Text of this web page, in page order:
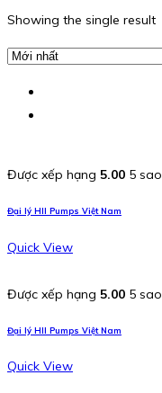
Showing the single result
Được xếp hạng 5.00 5 sao
Đại lý HII Pumps Việt Nam
Quick View
Được xếp hạng 5.00 5 sao
Đại lý HII Pumps Việt Nam
Quick View